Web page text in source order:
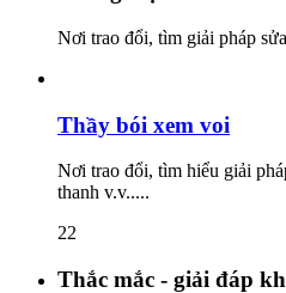
Nơi trao đổi, tìm giải pháp
Thầy bói xem voi
Nơi trao đổi, tìm hiểu giải
thanh v.v.....
22
Thắc mắc - giải đáp